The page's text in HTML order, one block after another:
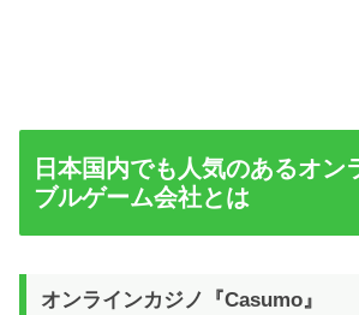
日本国内でも人気のあるオン
ブルゲーム会社とは
オンラインカジノ『Casumo』